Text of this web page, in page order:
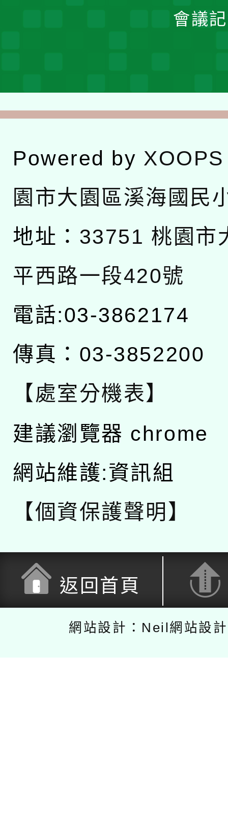
會議
Powered by XOOPS
園市大園區溪海國民
地址： 33751 桃園市
平西路一段420號
電話:03-3862174
傳真：03-3852200
【處室分機表】
建議瀏覽器 chrome
網站維護:資訊組
【個資保護聲明】
返回首頁
網站設計：Neil網站設